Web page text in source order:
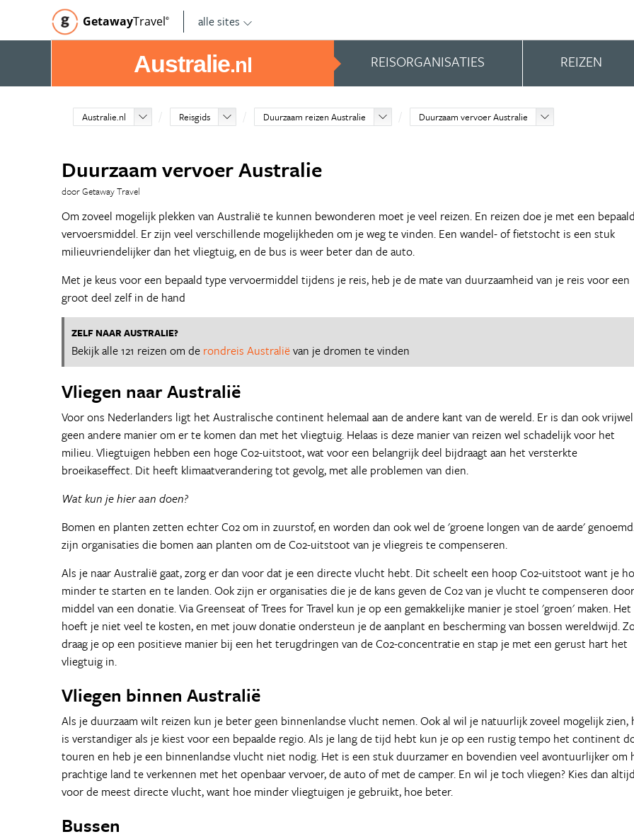
GetawayTravel© alle sites
Australie.nl REISORGANISATIES REIZEN
Australie.nl Reisgids Duurzaam reizen Australie Duurzaam vervoer Australie
Duurzaam vervoer Australie
door Getaway Travel
Om zoveel mogelijk plekken van Australië te kunnen bewonderen moet je veel reizen. En reizen doe je met een bepaald
vervoersmiddel. Er zijn veel verschillende mogelijkheden om je weg te vinden. Een wandel- of fietstocht is een stuk
milieuvriendelijker dan het vliegtuig, en de bus is weer beter dan de auto.
Met je keus voor een bepaald type vervoermiddel tijdens je reis, heb je de mate van duurzaamheid van je reis voor een
groot deel zelf in de hand
ZELF NAAR AUSTRALIE?
Bekijk alle 121 reizen om de rondreis Australiëvan je dromen te vinden
Vliegen naar Australië
Voor ons Nederlanders ligt het Australische continent helemaal aan de andere kant van de wereld. Er is dan ook vrijwel
geen andere manier om er te komen dan met het vliegtuig. Helaas is deze manier van reizen wel schadelijk voor het
milieu. Vliegtuigen hebben een hoge Co2-uitstoot, wat voor een belangrijk deel bijdraagt aan het versterkte
broeikaseffect. Dit heeft klimaatverandering tot gevolg, met alle problemen van dien.
Wat kun je hier aan doen?
Bomen en planten zetten echter Co2 om in zuurstof, en worden dan ook wel de 'groene longen van de aarde'
zijn organisaties die bomen aan planten om de Co2-uitstoot van je vliegreis te compenseren.
Als je naar Australië gaat, zorg er dan voor dat je een directe vlucht hebt. Dit scheelt een hoop Co2-uitstoot want je
minder te starten en te landen. Ook zijn er organisaties die je de kans geven de Co2 van je vlucht te compenseren door
middel van een donatie. Via Greenseat of Trees for Travel kun je op een gemakkelijke manier je stoel 'groen' maken. Het
hoeft je niet veel te kosten, en met jouw donatie ondersteun je de aanplant en bescherming van bossen wereldwijd.
draag je op een positieve manier bij een het terugdringen van de Co2-concentratie en stap je met een gerust hart het
vliegtuig in.
Vliegen binnen Australië
Als je duurzaam wilt reizen kun je beter geen binnenlandse vlucht nemen. Ook al wil je natuurlijk zoveel mogelijk zien,
is verstandiger als je kiest voor een bepaalde regio. Als je lang de tijd hebt kun je op een rustig tempo het continent
touren en heb je een binnenlandse vlucht niet nodig. Het is een stuk duurzamer en bovendien veel avontuurlijker om
prachtige land te verkennen met het openbaar vervoer, de auto of met de camper. En wil je toch vliegen? Kies dan altijd
voor de meest directe vlucht, want hoe minder vliegtuigen je gebruikt, hoe beter.
Bussen